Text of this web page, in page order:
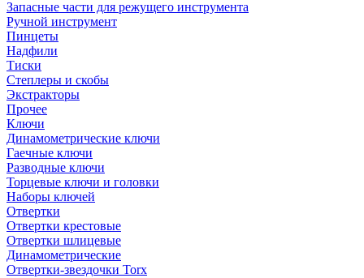
Запасные части для режущего инструмента
Ручной инструмент
Пинцеты
Надфили
Тиски
Степлеры и скобы
Экстракторы
Прочее
Ключи
Динамометрические ключи
Гаечные ключи
Разводные ключи
Торцевые ключи и головки
Наборы ключей
Отвертки
Отвертки крестовые
Отвертки шлицевые
Динамометрические
Отвертки-звездочки Torx